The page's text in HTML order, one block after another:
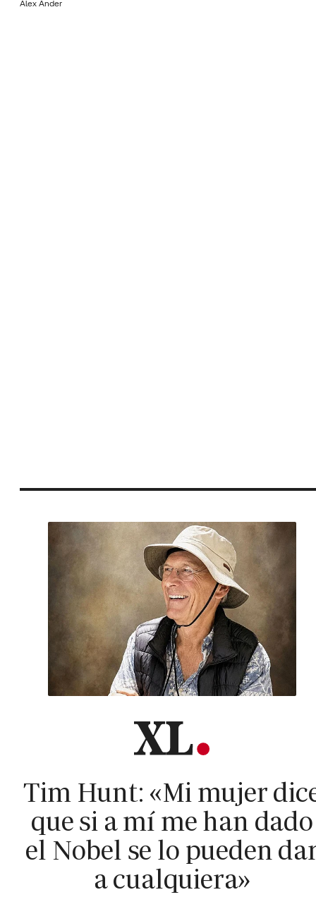
Álex Ander
Tim Hunt: «Mi mujer
que si a mí me han dado
el Nobel se lo pueden
a cualquiera»